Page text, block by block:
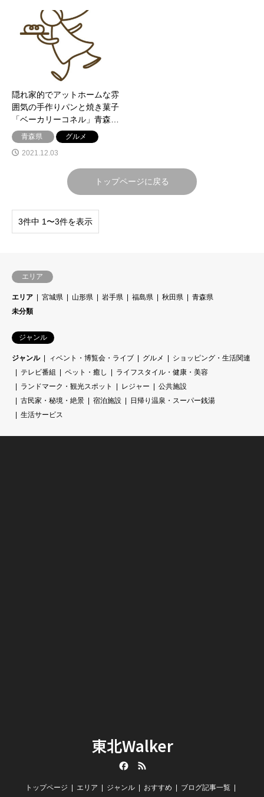
隠れ家的でアットホームな雰
囲気の手作りパンと焼き菓子
「ベーカリーコネル」青森…
青森県
グルメ
2021.12.03
トップページに戻る
3件中 1〜3件を表示
エリア
エリア 宮城県 山形県 岩手県 福島県 秋田県
青森県
未分類
ジャンル
ジャンル ィベント・博覧会・ライブ グルメ
ショッピング・生活関連
テレビ番組
ペット・癒し
ライフスタイル・健康・美容
ランドマーク・観光スポット
レジャー
公共施設
古民家・秘境・絶景
宿泊施設
日帰り温泉・スーパー銭湯
生活サービス
東北Walker
トップページ エリア ジャンル おすすめ ブログ記事一覧